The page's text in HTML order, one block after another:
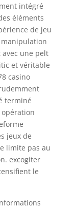
intégré
éléments
de jeu
une pelt
et véritable
casino
terminé
jeux de
limite pas au
excogiter
le